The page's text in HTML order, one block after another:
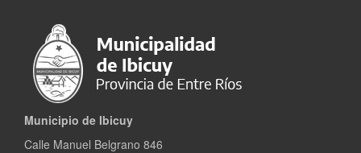
Municipio de Ibicuy
Calle Manuel Belgrano 846